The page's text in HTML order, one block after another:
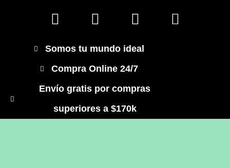
Somos tu mundo ideal
Compra Online 24/7
Envío gratis por compras
superiores a $170k